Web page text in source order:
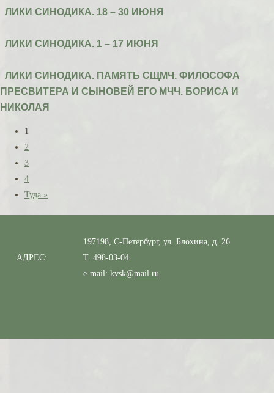
ЛИКИ СИНОДИКА. 18 – 30 ИЮНЯ
ЛИКИ СИНОДИКА. 1 – 17 ИЮНЯ
ЛИКИ СИНОДИКА. ПАМЯТЬ СЩМЧ. ФИЛОСОФА
ПРЕСВИТЕРА И СЫНОВЕЙ ЕГО МЧЧ. БОРИСА И
НИКОЛАЯ
1
2
3
4
Туда »
АДРЕС:
197198, С-Петербург, ул. Блохина, д. 26
Т. 498-03-04
e-mail: kvsk@mail.ru